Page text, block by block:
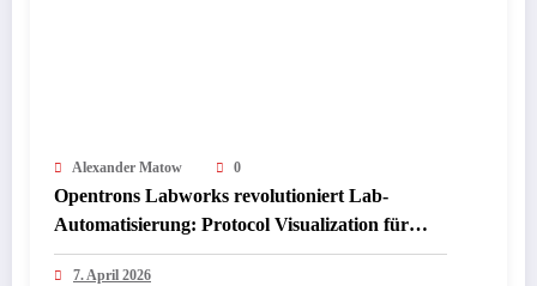
Alexander Matow 0
Opentrons Labworks revolutioniert Lab-
Automatisierung: Protocol Visualization für
Flex-System startet mit App 9.0 im April 2026
7. April 2026